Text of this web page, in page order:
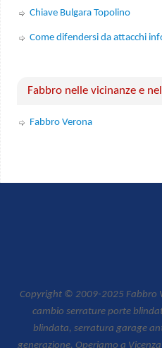
Chiave Bulgara Topolino
Come difendersi da attacchi
Fabbro nelle vicinanze e
Fabbro Verona
Copyright © 2009-2025 Fabbro
cambio serrature porte
blindata, serratura garage
generazione. Operiamo a